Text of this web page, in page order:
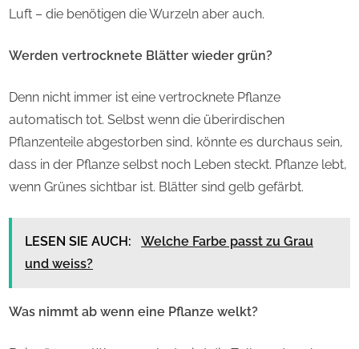
Luft – die benötigen die Wurzeln aber auch.
Werden vertrocknete Blätter wieder grün?
Denn nicht immer ist eine vertrocknete Pflanze
automatisch tot. Selbst wenn die überirdischen
Pflanzenteile abgestorben sind, könnte es durchaus sein,
dass in der Pflanze selbst noch Leben steckt. Pflanze lebt,
wenn Grünes sichtbar ist. Blätter sind gelb gefärbt.
LESEN SIE AUCH:
Welche Farbe passt zu Grau
und weiss?
Was nimmt ab wenn eine Pflanze welkt?